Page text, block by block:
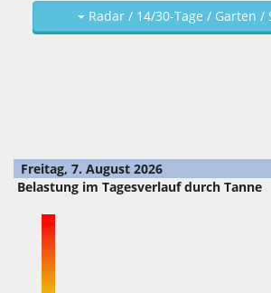
Radar / 14/30-Tage / Garten
Freitag, 7. August 2026
Belastung im Tagesverlauf durch Tanne